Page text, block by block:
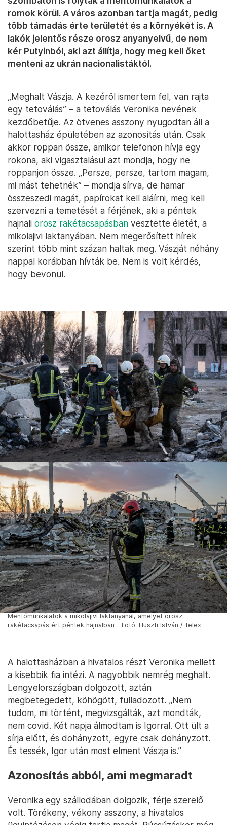
romok körül. A város azonban tartja magát, pedig
több támadás érte területét és a környékét is. A
lakók jelentős része orosz anyanyelvű, de nem
kér Putyinból, aki azt állítja, hogy meg kell őket
menteni az ukrán nacionalistáktól.
„Meghalt Vászja. A kezéről ismertem fel, van rajta
egy tetoválás” – a tetoválás Veronika nevének
kezdőbetűje. Az ötvenes asszony nyugodtan áll a
halottasház épületében az azonosítás után. Csak
akkor roppan össze, amikor telefonon hívja egy
rokona, aki vigasztalásul azt mondja, hogy ne
roppanjon össze. „Persze, persze, tartom magam,
mi mást tehetnék” – mondja sírva, de hamar
összeszedi magát, papírokat kell aláírni, meg kell
szervezni a temetését a férjének, aki a péntek
hajnali orosz rakétacsapásban vesztette életét, a
mikolajivi laktanyában. Nem megerősített hírek
szerint több mint százan haltak meg. Vászját néhány
nappal korábban hívták be. Nem is volt kérdés,
hogy bevonul.
Mentőmunkálatok a mikolajivi laktanyánál, amelyet orosz
rakétacsapás ért péntek hajnalban – Fotó: Huszti István / Telex
A halottasházban a hivatalos részt Veronika mellett
a kisebbik fia intézi. A nagyobbik nemrég meghalt.
Lengyelországban dolgozott, aztán
megbetegedett, köhögött, fulladozott. „Nem
tudom, mi történt, megvizsgálták, azt mondták,
nem covid. Két napja álmodtam is Igorral. Ott ült a
sírja előtt, és dohányzott, egyre csak dohányzott.
És tessék, Igor után most elment Vászja is.”
Azonosítás abból, ami megmaradt
Veronika egy szállodában dolgozik, férje szerelő
volt. Törékeny, vékony asszony, a hivatalos